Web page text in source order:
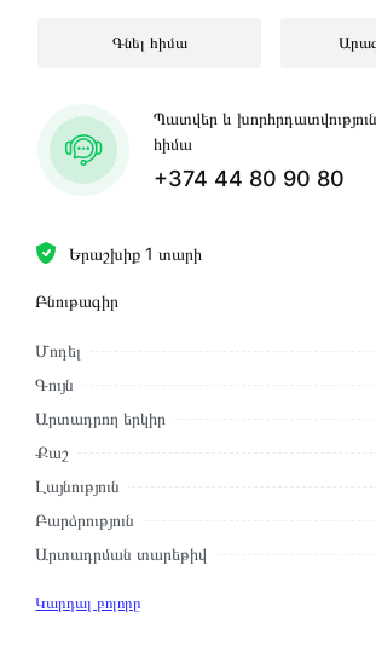
Երաշխիք 1 տարի
Բնութագիր
Մոդել
Գույն
Արտադրող երկիր
Քաշ
Լայնություն
Բարձրություն
Արտադրման տարեթիվ
Կարդալ բոլորը
Գնել հիմա
Պատվեր և
հիմա
+374 44 80 90 80